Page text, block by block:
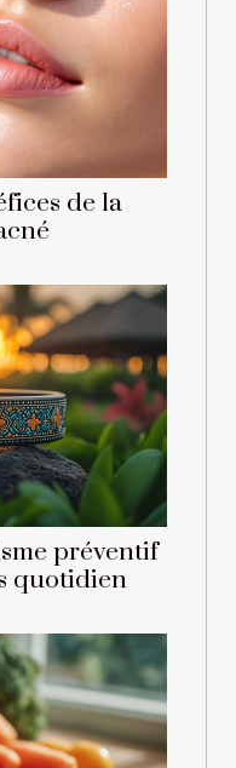
de la
préventif
quotidien